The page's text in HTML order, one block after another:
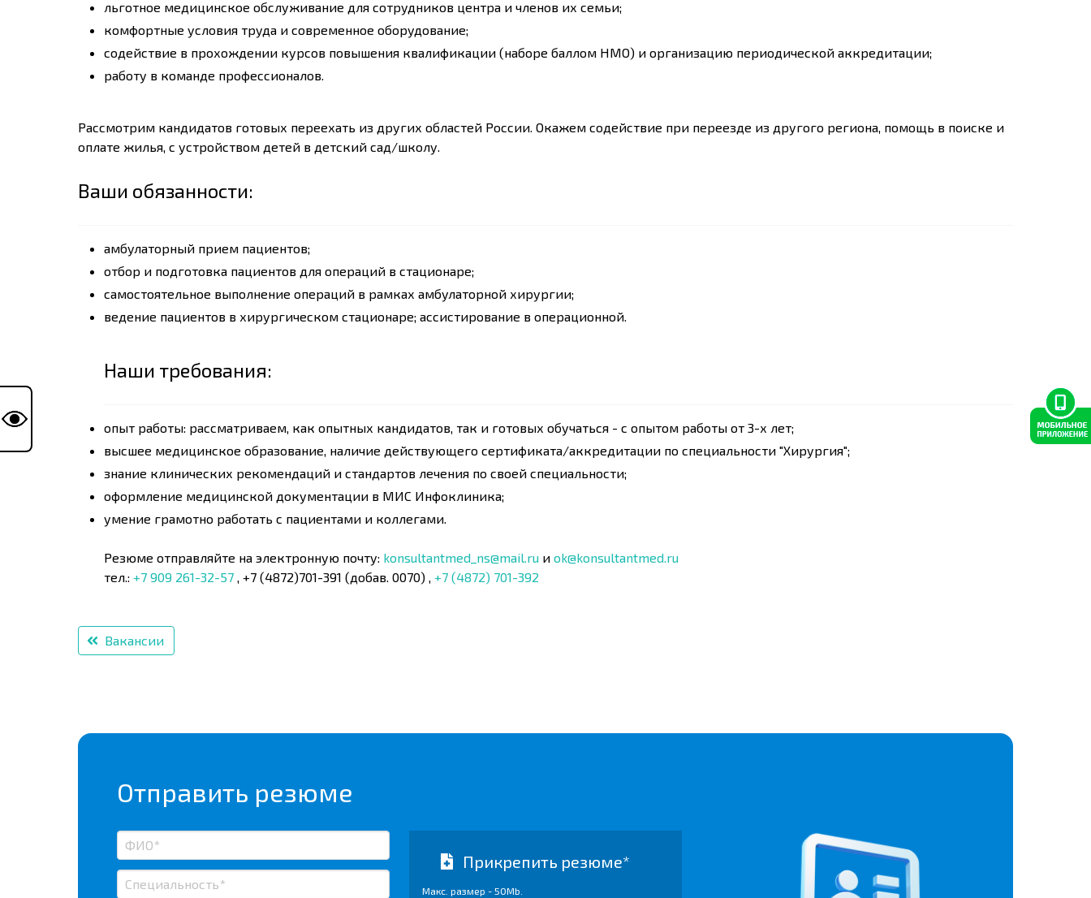
льготное медицинское обслуживание для сотрудников центра и членов их семьи;
комфортные условия труда и современное оборудование;
содействие в прохождении курсов повышения квалификации (наборе баллом НМО) и организацию периодической аккредитации;
работу в команде профессионалов.
Рассмотрим кандидатов готовых переехать из других областей России. Окажем содействие при переезде из другого региона, помощь в поиске и
оплате жилья, с устройством детей в детский сад/школу.
Ваши обязанности:
амбулаторный прием пациентов;
отбор и подготовка пациентов для операций в стационаре;
самостоятельное выполнение операций в рамках амбулаторной хирургии;
ведение пациентов в хирургическом стационаре; ассистирование в операционной.
Наши требования:
опыт работы: рассматриваем, как опытных кандидатов, так и готовых обучаться - с опытом работы от 3-х лет;
высшее медицинское образование, наличие действующего сертификата/аккредитации по специальности "Хирургия";
знание клинических рекомендаций и стандартов лечения по своей специальности;
оформление медицинской документации в МИС Инфоклиника;
умение грамотно работать с пациентами и коллегами.
Резюме отправляйте на электронную почту: konsultantmed_ns@mail.ru и ok@konsultantmed.ru
тел.: +7 909 261-32-57 , +7 (4872)701-391 (добав. 0070) , +7 (4872) 701-392
Вакансии
Отправить резюме
Прикрепить резюме*
Макс. размер - 50Mb.